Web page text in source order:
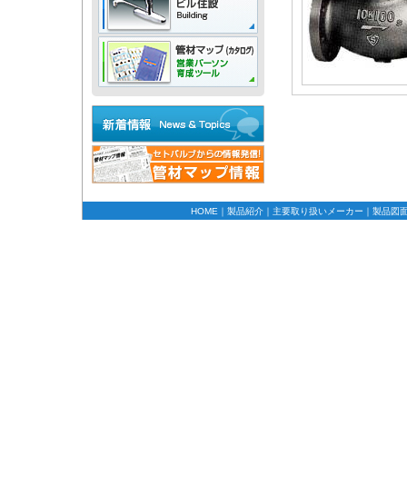
HOME ｜ 製品紹介 ｜ 主要取り扱いメーカー ｜ 製品図